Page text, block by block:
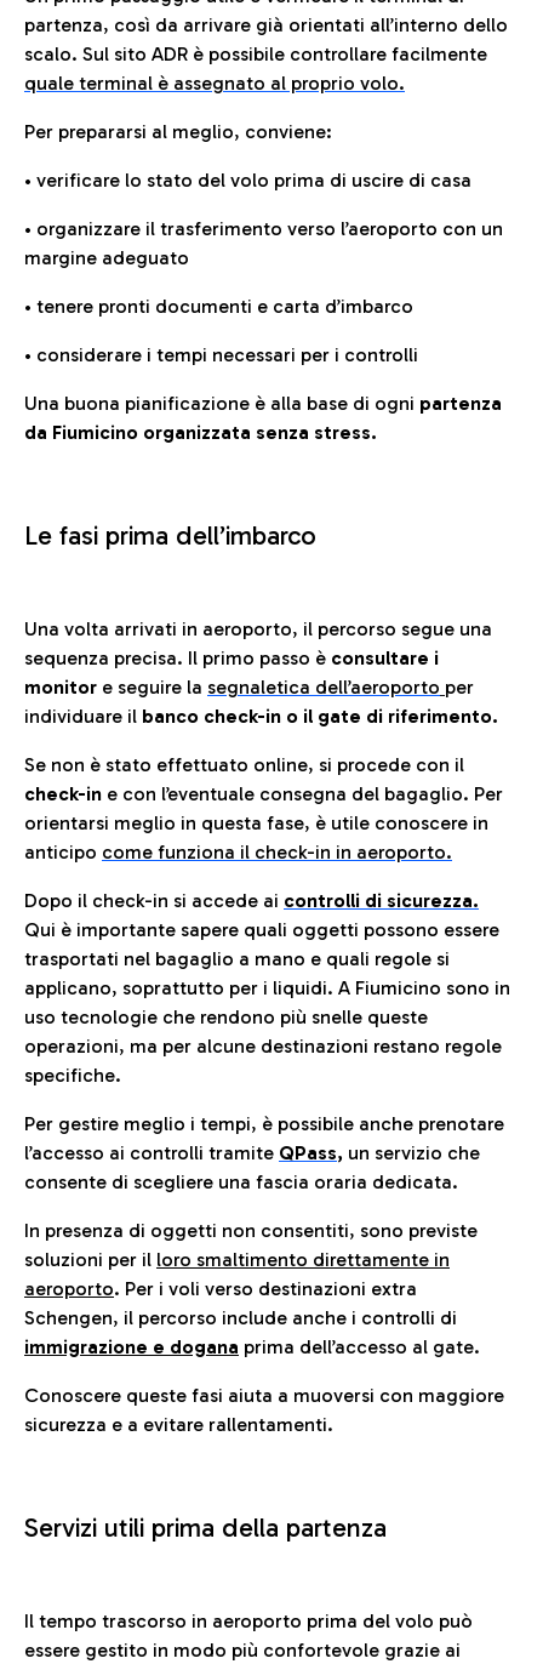
partenza, così da arrivare già orientati all’interno dello
scalo. Sul sito ADR è possibile controllare facilmente
quale terminal è assegnato al proprio volo.
Per prepararsi al meglio, conviene:
• verificare lo stato del volo prima di uscire di casa
• organizzare il trasferimento verso l’aeroporto con un
margine adeguato
• tenere pronti documenti e carta d’imbarco
• considerare i tempi necessari per i controlli
Una buona pianificazione è alla base di ogni partenza
da Fiumicino organizzata senza stress.
Le fasi prima dell’imbarco
Una volta arrivati in aeroporto, il percorso segue una
sequenza precisa. Il primo passo è consultare i
monitor e seguire la segnaletica dell’aeroporto per
individuare il banco check-in o il gate di riferimento.
Se non è stato effettuato online, si procede con il
check-in e con l’eventuale consegna del bagaglio. Per
orientarsi meglio in questa fase, è utile conoscere in
anticipo come funziona il check-in in aeroporto.
Dopo il check-in si accede ai controlli di sicurezza.
Qui è importante sapere quali oggetti possono essere
trasportati nel bagaglio a mano e quali regole si
applicano, soprattutto per i liquidi. A Fiumicino sono in
uso tecnologie che rendono più snelle queste
operazioni, ma per alcune destinazioni restano regole
specifiche.
Per gestire meglio i tempi, è possibile anche prenotare
l’accesso ai controlli tramite QPass, un servizio che
consente di scegliere una fascia oraria dedicata.
In presenza di oggetti non consentiti, sono previste
soluzioni per il loro smaltimento direttamente in
aeroporto. Per i voli verso destinazioni extra
Schengen, il percorso include anche i controlli di
immigrazione e dogana prima dell’accesso al gate.
Conoscere queste fasi aiuta a muoversi con maggiore
sicurezza e a evitare rallentamenti.
Servizi utili prima della partenza
Il tempo trascorso in aeroporto prima del volo può
essere gestito in modo più confortevole grazie ai